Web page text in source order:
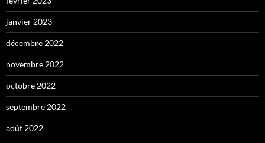
janvier 2023
décembre 2022
novembre 2022
octobre 2022
septembre 2022
août 2022